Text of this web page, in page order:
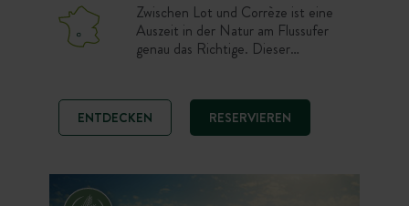
Zwischen Lot und Corrèze ist eine
Auszeit in der Natur am Flussufer
genau das Richtige. Dieser
Steinwurf von der mittelalterlichen
Stadt Beaulieu-sur-Dordogne
entfernt—ausgezeichnet als eines
bietet Ihnen großzügige Flächen, die
zum Entspannen einladen.
ENTDECKEN RESERVIEREN